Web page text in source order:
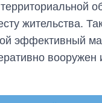
жительства.
эффективный